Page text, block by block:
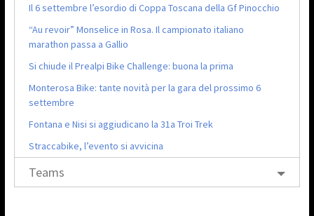
Il 6 settembre l’esordio di Coppa Toscana della Gf Pinocchio
“Au revoir” Monselice in Rosa. Il campionato italiano
marathon passa a Gallio
Si chiude il Prealpi Bike Challenge: buona la prima
Monterosa Bike: tante novità per la gara del prossimo 6
settembre
Fontana e Nisi si aggiudicano la 31a Troi Trek
Straccabike, l’evento si avvicina
Teams